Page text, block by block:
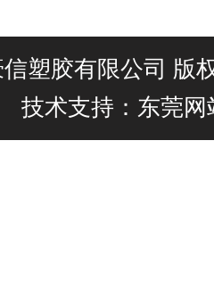
塑胶有限公司 版
技术支持：东莞网